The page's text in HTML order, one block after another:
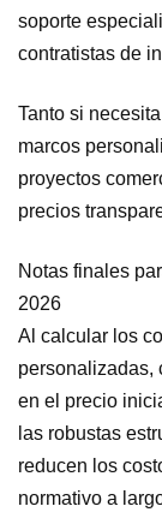
soporte
contratistas de
Tanto si
marcos
proyectos
precios
Notas finales
2026
Al calcular los
personalizadas,
en el precio
las robustas
reducen los
normativo a